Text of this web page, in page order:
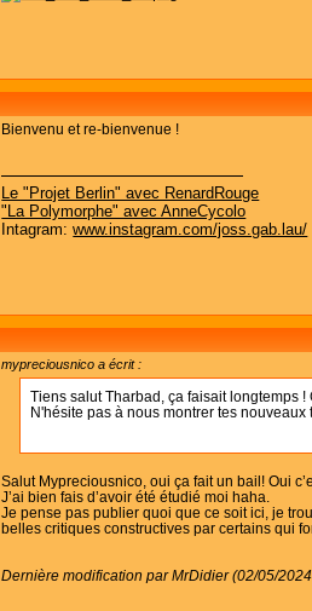
Bienvenu et re-bienvenue !
Le "Projet Berlin" avec RenardRouge
"La Polymorphe" avec AnneCycolo
Intagram:www.instagram.com/joss.gab.lau/
mypreciousnico a écrit :
Tiens salut Tharbad, ça faisait longtemps
N'hésite pas à nous montrer tes
Salut Mypreciousnico, oui ça fait un bail! Oui
J’ai bien fais d’avoir été étudié moi haha.
Je pense pas publier quoi que ce soit ici, je
belles critiques constructives par certains qui
Dernière modification par MrDidier (02/05/